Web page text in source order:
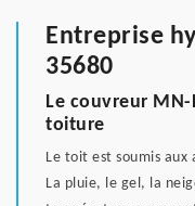
Entreprise
35680
Le couvreur MN-
toiture
Le toit est soumis aux
La pluie, le gel, la